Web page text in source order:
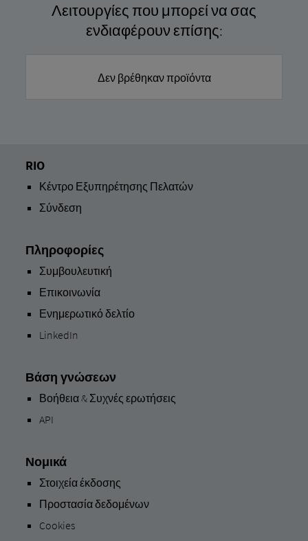
Λειτουργίες που μπορεί να σας
ενδιαφέρουν επίσης:
Δεν βρέθηκαν προϊόντα
RIO
Κέντρο Εξυπηρέτησης Πελατών
Σύνδεση
Πληροφορίες
Συμβουλευτική
Επικοινωνία
Ενημερωτικό δελτίο
LinkedIn
Βάση γνώσεων
Βοήθεια & Συχνές ερωτήσεις
API
Νομικά
Στοιχεία έκδοσης
Προστασία δεδομένων
Cookies